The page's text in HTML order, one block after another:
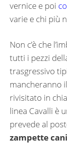
vernice e poi
varie e chi più
Non c’è che
tutti i pezzi
trasgressivo
mancheranno
rivisitato in
linea Cavalli è
prevede al
zampette